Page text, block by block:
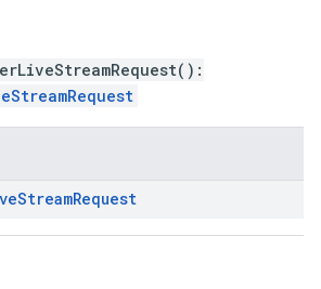
( ) :
StreamRequest